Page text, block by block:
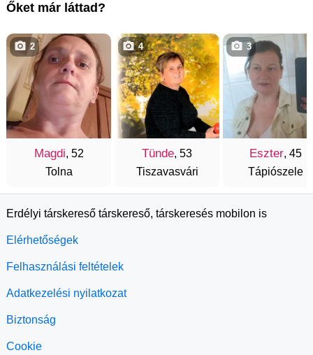
Őket már láttad?
Magdi, 52
Tolna
2
Tünde, 53
Tiszavasvári
4
Eszter, 45
Tápiószele
3
Erdélyi társkereső társkereső, társkeresés mobilon is
Elérhetőségek
Felhasználási feltételek
Adatkezelési nyilatkozat
Biztonság
Cookie